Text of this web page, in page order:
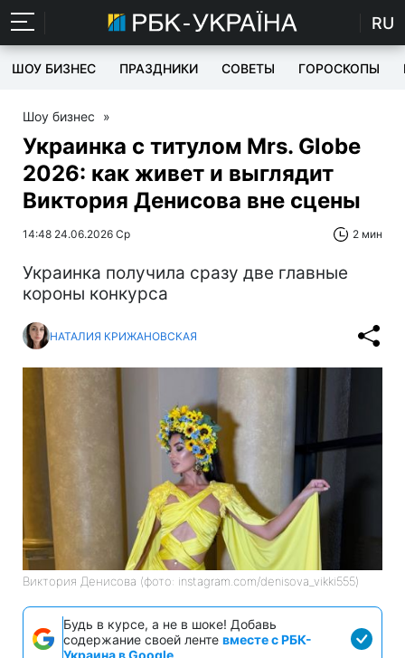
RU
ШОУ БИЗНЕС ПРАЗДНИКИ СОВЕТЫ ГОРОСКОПЫ
Шоу бизнес »
Украинка с титулом Mrs. Globe
2026: как живет и выглядит
Виктория Денисова вне сцены
14:48 24.06.2026 Ср 2 мин
Украинка получила сразу две главные
короны конкурса
НАТАЛИЯ КРИЖАНОВСКАЯ
Виктория Денисова (фото: instagram.com/denisova_vikki555)
Будь в курсе, а не в шоке! Добавь
содержание своей ленте вместе с РБК-
Украина в Google